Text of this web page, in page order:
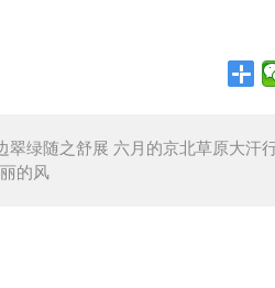
绿随之舒展 六月的京北草原大汗
的风